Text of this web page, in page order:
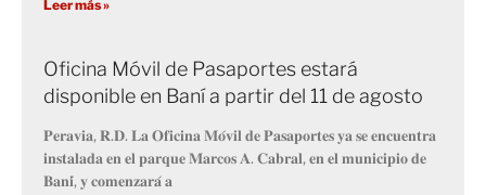
Leer más »
Oficina Móvil de Pasaportes estará
disponible en Baní a partir del 11 de agosto
𝐏𝐞𝐫𝐚𝐯𝐢𝐚, 𝐑.𝐃. 𝐋𝐚 𝐎𝐟𝐢𝐜𝐢𝐧𝐚 𝐌𝐨́𝐯𝐢𝐥 𝐝𝐞 𝐏𝐚𝐬𝐚𝐩𝐨𝐫𝐭𝐞𝐬 𝐲𝐚 𝐬𝐞 𝐞𝐧𝐜𝐮𝐞𝐧𝐭𝐫𝐚
𝐢𝐧𝐬𝐭𝐚𝐥𝐚𝐝𝐚 𝐞𝐧 𝐞𝐥 𝐩𝐚𝐫𝐪𝐮𝐞 𝐌𝐚𝐫𝐜𝐨𝐬 𝐀. 𝐂𝐚𝐛𝐫𝐚𝐥, 𝐞𝐧 𝐞𝐥 𝐦𝐮𝐧𝐢𝐜𝐢𝐩𝐢𝐨 𝐝𝐞
𝐁𝐚𝐧𝐢́, 𝐲 𝐜𝐨𝐦𝐞𝐧𝐳𝐚𝐫𝐚́ 𝐚